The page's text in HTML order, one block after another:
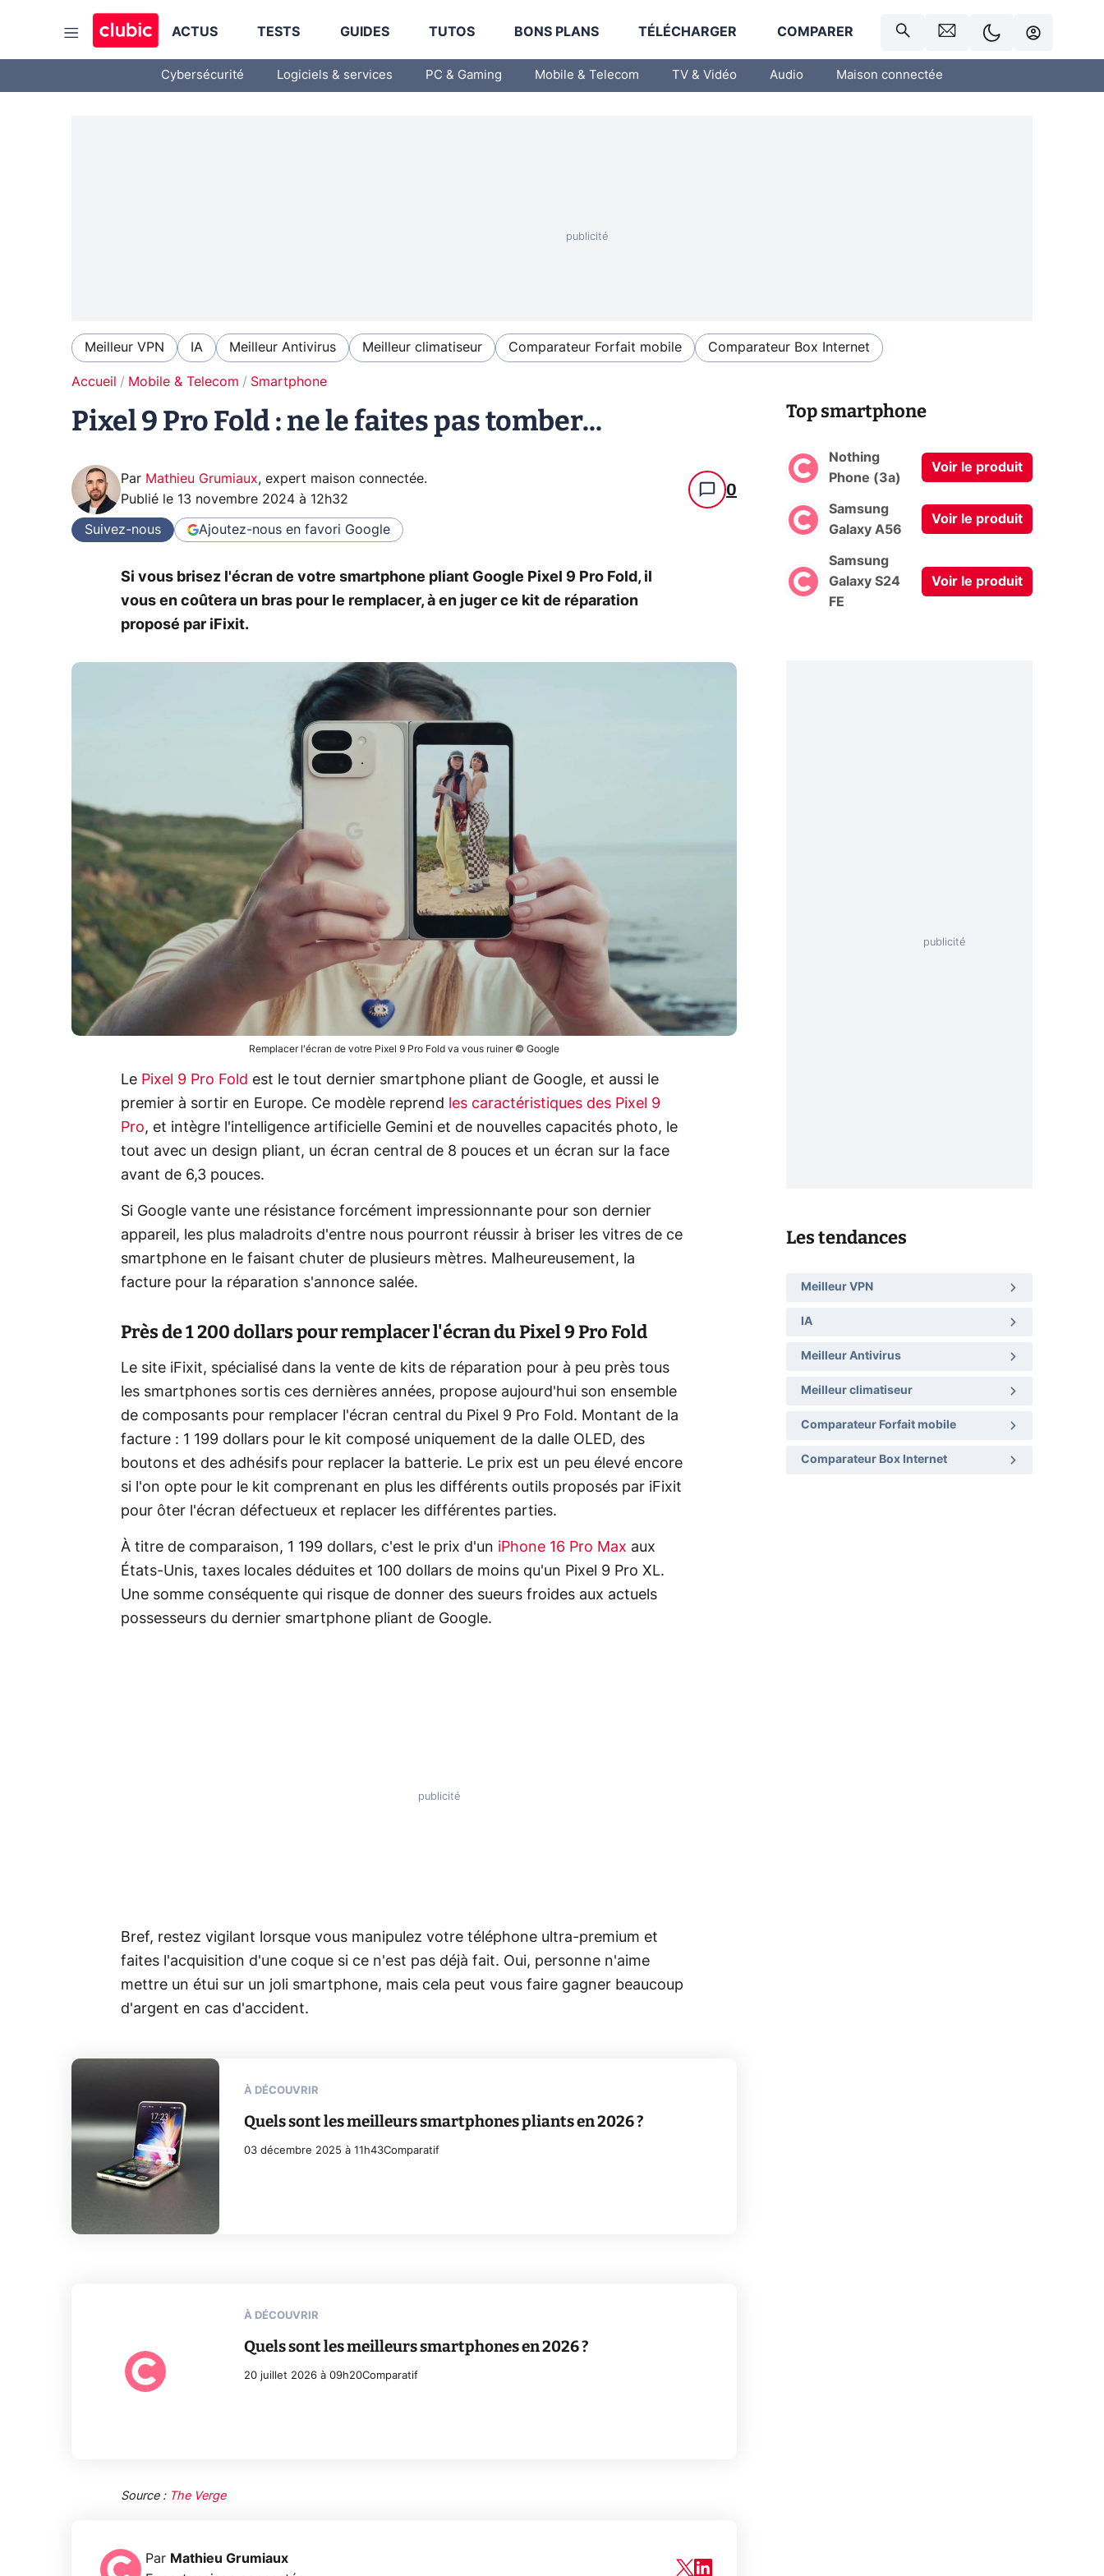
ACTUS TESTS GUIDES TUTOS BONS PLANS TÉLÉCHARGER COMPARER
Cybersécurité Logiciels & services PC & Gaming Mobile & Telecom TV & Vidéo Audio Maison connectée
Meilleur VPN IA Meilleur Antivirus Meilleur climatiseur Comparateur Forfait mobile Comparateur Box Internet
Accueil Mobile & Telecom Smartphone
Pixel 9 Pro Fold : ne le faites pas tomber...
Par Mathieu Grumiaux, expert maison connectée.
Publié le 13 novembre 2024 à 12h32 0
Suivez-nous Ajoutez-nous en favori Google
Si vous brisez l'écran de votre smartphone pliant Google Pixel 9 Pro Fold, il
vous en coûtera un bras pour le remplacer, à en juger ce kit de réparation
proposé par iFixit.
Remplacer l'écran de votre Pixel 9 Pro Fold va vous ruiner © Google
Le Pixel 9 Pro Fold est le tout dernier smartphone pliant de Google, et aussi le
premier à sortir en Europe. Ce modèle reprend
les caractéristiques des Pixel 9
Pro, et intègre l'intelligence artificielle Gemini et de nouvelles capacités photo, le
tout avec un design pliant, un écran central de 8 pouces et un écran sur la face
avant de 6,3 pouces.
Si Google vante une résistance forcément impressionnante pour son dernier
appareil, les plus maladroits d'entre nous pourront réussir à briser les vitres de ce
smartphone en le faisant chuter de plusieurs mètres. Malheureusement, la
facture pour la réparation s'annonce salée.
Près de 1 200 dollars pour remplacer l'écran du Pixel 9 Pro Fold
Le site iFixit, spécialisé dans la vente de kits de réparation pour à peu près tous
les smartphones sortis ces dernières années, propose aujourd'hui son ensemble
de composants pour remplacer l'écran central du Pixel 9 Pro Fold. Montant de la
facture : 1 199 dollars pour le kit composé uniquement de la dalle OLED, des
boutons et des adhésifs pour replacer la batterie. Le prix est un peu élevé encore
si l'on opte pour le kit comprenant en plus les différents outils proposés par iFixit
pour ôter l'écran défectueux et replacer les différentes parties.
À titre de comparaison, 1 199 dollars, c'est le prix d'un iPhone 16 Pro Max aux
États-Unis, taxes locales déduites et 100 dollars de moins qu'un Pixel 9 Pro XL.
Une somme conséquente qui risque de donner des sueurs froides aux actuels
possesseurs du dernier smartphone pliant de Google.
Bref, restez vigilant lorsque vous manipulez votre téléphone ultra-premium et
faites l'acquisition d'une coque si ce n'est pas déjà fait. Oui, personne n'aime
mettre un étui sur un joli smartphone, mais cela peut vous faire gagner beaucoup
d'argent en cas d'accident.
À DÉCOUVRIR
Quels sont les meilleurs smartphones pliants en 2026 ?
03 décembre 2025 à 11h43Comparatif
À DÉCOUVRIR
Quels sont les meilleurs smartphones en 2026 ?
20 juillet 2026 à 09h20Comparatif
Source : The Verge
Par Mathieu Grumiaux
Top smartphone
Nothing
Phone (3a)
Voir le produit
Samsung
Galaxy A56
Voir le produit
Samsung
Galaxy S24
FE
Voir le produit
Les tendances
Meilleur VPN
IA
Meilleur Antivirus
Meilleur climatiseur
Comparateur Forfait mobile
Comparateur Box Internet